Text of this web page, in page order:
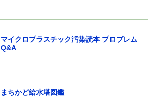
マイクロプラスチック汚染読本 プロブレム
Q&A
まちかど給水塔図鑑